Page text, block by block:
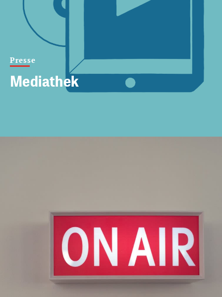
Presse
Mediathek